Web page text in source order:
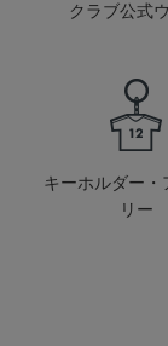
クラブ公式
キーホルダー・
リー